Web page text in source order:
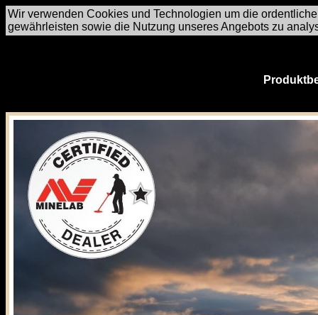
Wir verwenden Cookies und Technologien um die
gewährleisten sowie die Nutzung unseres Angebots zu